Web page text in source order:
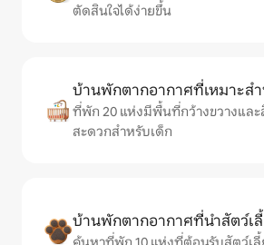
ตัดสินใจได้ง่ายขึ้น
บ้านพักตากอากาศที่เหมาะส
ที่พัก 20 แห่งมีพื้นที่กว้างขวางและ
สะดวกสำหรับเด็ก
บ้านพักตากอากาศที่นำสัตว์เลี้